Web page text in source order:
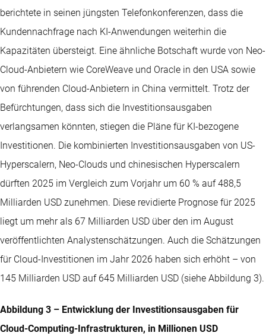
berichtete in seinen jüngsten Telefonkonferenzen, dass die
Kundennachfrage nach KI-Anwendungen weiterhin die
Kapazitäten übersteigt. Eine ähnliche Botschaft wurde von Neo-
Cloud-Anbietern wie CoreWeave und Oracle in den USA sowie
von führenden Cloud-Anbietern in China vermittelt. Trotz der
Befürchtungen, dass sich die Investitionsausgaben
verlangsamen könnten, stiegen die Pläne für KI-bezogene
Investitionen. Die kombinierten Investitionsausgaben von US-
Hyperscalern, Neo-Clouds und chinesischen Hyperscalern
dürften 2025 im Vergleich zum Vorjahr um 60 % auf 488,5
Milliarden USD zunehmen. Diese revidierte Prognose für 2025
liegt um mehr als 67 Milliarden USD über den im August
veröffentlichten Analystenschätzungen. Auch die Schätzungen
für Cloud-Investitionen im Jahr 2026 haben sich erhöht – von
145 Milliarden USD auf 645 Milliarden USD (siehe Abbildung 3).
Abbildung 3 – Entwicklung der Investitionsausgaben für
Cloud-Computing-Infrastrukturen, in Millionen USD